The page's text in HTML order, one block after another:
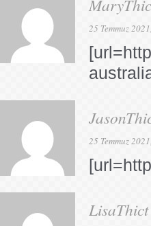
25 Temmuz
25 Temmuz
LisaThict